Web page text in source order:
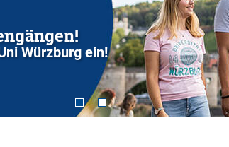
Würzburg ein!